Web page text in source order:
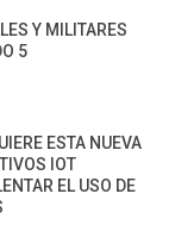
Y MILITARES
5
ESTA NUEVA
IOT
EL USO DE